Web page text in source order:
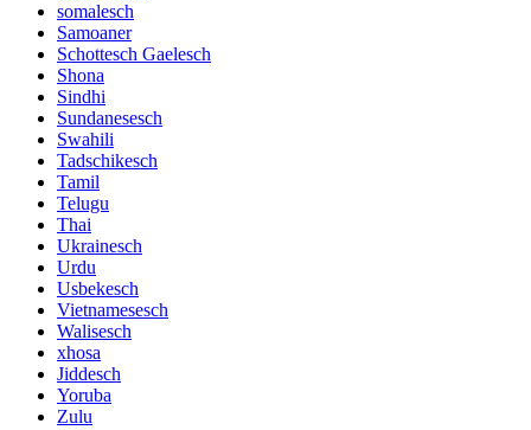
somalesch
Samoaner
Schottesch Gaelesch
Shona
Sindhi
Sundanesesch
Swahili
Tadschikesch
Tamil
Telugu
Thai
Ukrainesch
Urdu
Usbekesch
Vietnamesesch
Walisesch
xhosa
Jiddesch
Yoruba
Zulu